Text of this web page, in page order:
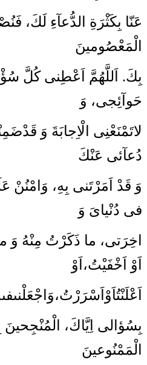
عَنّا بِكَثْرَةِ الدُّعآءِ لَكَ،
الْمَعْصُومينَ
بِكَ. اَللَّهُمَّ اَعْطِنى كُلَّ
حَوآئِجى، وَ
لاتَمْنَعْنِى الْاِجابَةَ وَ
دُعآئى عَنْكَ
وَ قَدْ اَمَرْتَنى بِهِ، وَامْنُنْ
فى دُنْياىَ وَ
اخِرَتى، ما ذَكَرْتُ مِنْهُ
اَوْ اَخْفَيْتُ،اَوْ
بِسُؤالى اِيَّاكَ، الْمُنْجِحينَ
الْمَمْنُوعينَ